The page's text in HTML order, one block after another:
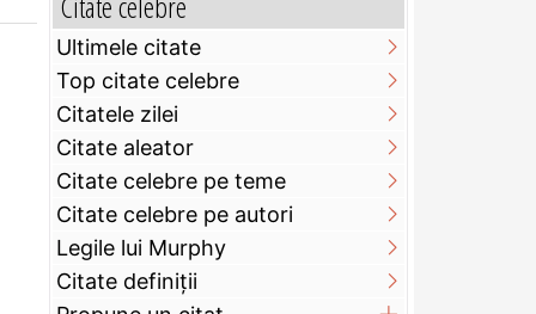
Ultimele citate
Top citate celebre
Citatele zilei
Citate aleator
Citate celebre pe teme
Citate celebre pe autori
Legile lui Murphy
Citate definiţii